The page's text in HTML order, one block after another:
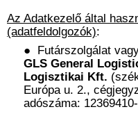
Az Adatkezelő által
(adatfeldolgozók):
● Futárszolgálat
GLS General
Logisztikai Kft.
Európa u. 2.,
adószáma: